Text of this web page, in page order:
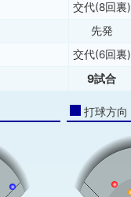
交代(8回裏)
先発
交代(6回裏)
9試合
打球方向